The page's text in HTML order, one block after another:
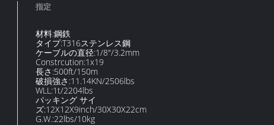
指定
材料:鋼鉄
タイプ:T316ステンレス鋼
ケーブルの直径:1/8"/3.2mm
Constrcution:1x19
長さ:500ft/150m
破損強さ:11.14KN/2506lbs
WLL:1t/2204lbs
パッキング サイ
ズ:12X12X9inch/30X30X22cm
G.W.:22lbs/10kg